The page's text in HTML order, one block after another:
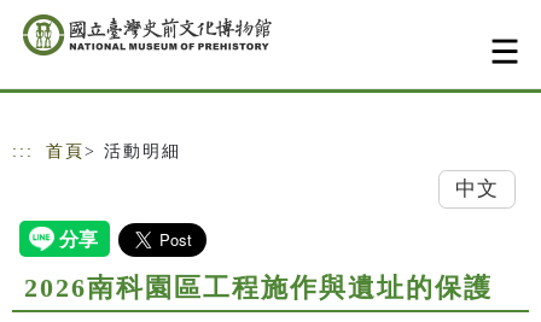
跳到主要內容
網站導覽
::: 首頁 > 活動明細
中文
2026南科園區工程施作與遺址的保護